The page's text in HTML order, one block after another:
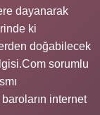
dayanarak
ki
doğabilecek
sorumlu
baroların internet